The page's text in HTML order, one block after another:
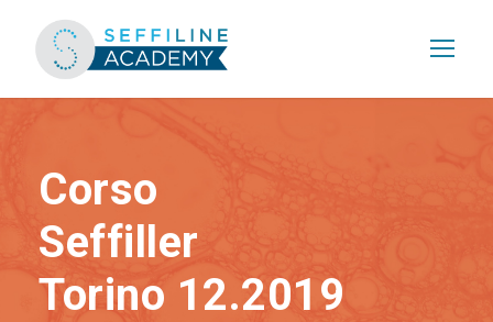
Corso
Seffiller
Torino 12.2019